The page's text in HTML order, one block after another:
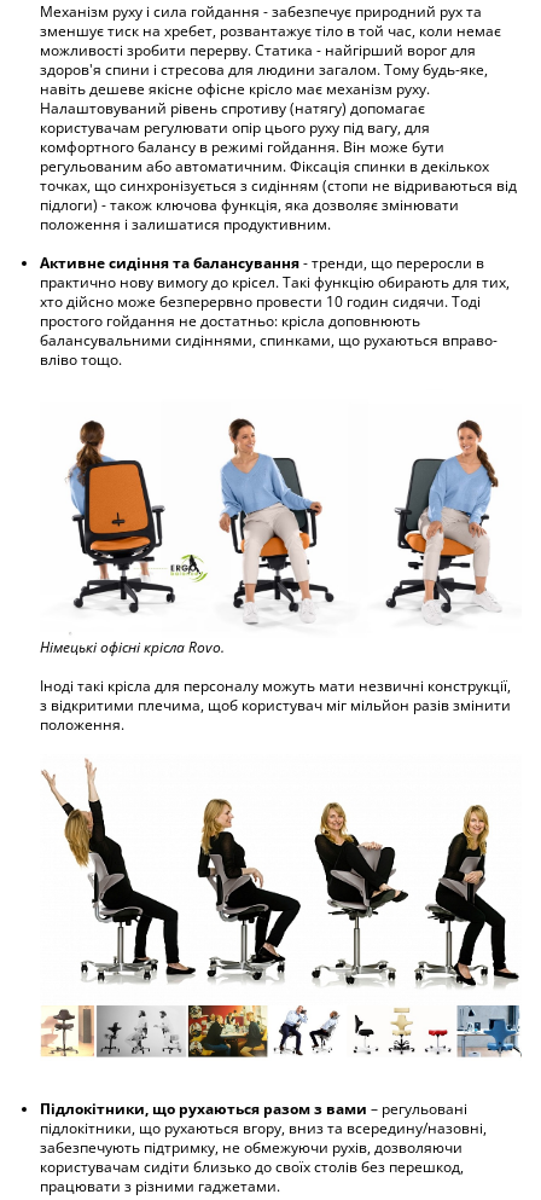
Механізм руху і сила гойдання - забезпечує природний рух та
зменшує тиск на хребет, розвантажує тіло в той час, коли немає
можливості зробити перерву. Статика - найгірший ворог для
здоров'я спини і стресова для людини загалом. Тому будь-яке,
навіть дешеве якісне офісне крісло має механізм руху.
Налаштовуваний рівень спротиву (натягу) допомагає
користувачам регулювати опір цього руху під вагу, для
комфортного балансу в режимі гойдання. Він може бути
регульованим або автоматичним. Фіксація спинки в декількох
точках, що синхронізується з сидінням (стопи не відриваються від
підлоги) - також ключова функція, яка дозволяє змінювати
положення і залишатися продуктивним.
Активне сидіння та балансування- тренди, що переросли в
практично нову вимогу до крісел. Такі функцію обирають для тих,
хто дійсно може безперервно провести 10 годин сидячи. Тоді
простого гойдання не достатньо: крісла доповнюють
балансувальними сидіннями, спинками, що рухаються вправо-
вліво тощо.
Німецькі офісні крісла Rovo.
Іноді такі крісла для персоналу можуть мати незвичні конструкції,
з відкритими плечима, щоб користувач міг мільйон разів змінити
положення.
Підлокітники, що рухаються разом з вами – регульовані
підлокітники, що рухаються вгору, вниз та всередину/назовні,
забезпечують підтримку, не обмежуючи рухів, дозволяючи
користувачам сидіти близько до своїх столів без перешкод,
працювати з різними гаджетами.